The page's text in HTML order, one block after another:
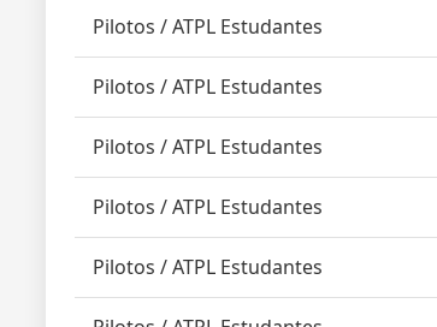
Pilotos / ATPL Estudantes
Pilotos / ATPL Estudantes
Pilotos / ATPL Estudantes
Pilotos / ATPL Estudantes
Pilotos / ATPL Estudantes